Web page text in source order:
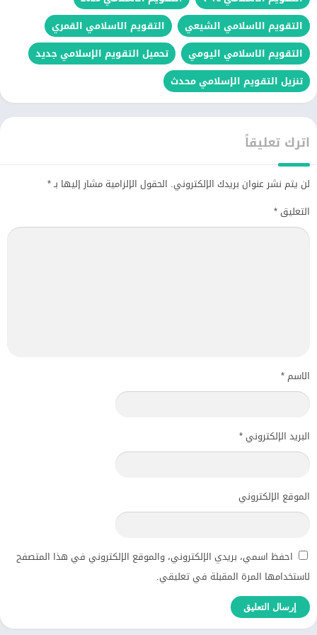
التقويم الاسلامي الشيعي
التقويم الاسلامي القمري
التقويم الاسلامي اليومي
تحميل التقويم الإسلامي جديد
تنزيل التقويم الإسلامي محدث
اترك تعليقاً
لن يتم نشر عنوان بريدك الإلكتروني. الحقول الإلزامية مشار إليها بـ*
التعليق *
الاسم*
البريد الإلكتروني *
الموقع الإلكتروني
احفظ اسمي، بريدي الإلكتروني، والموقع الإلكتروني في هذا المتصفح
لاستخدامها المرة المقبلة في تعليقي.